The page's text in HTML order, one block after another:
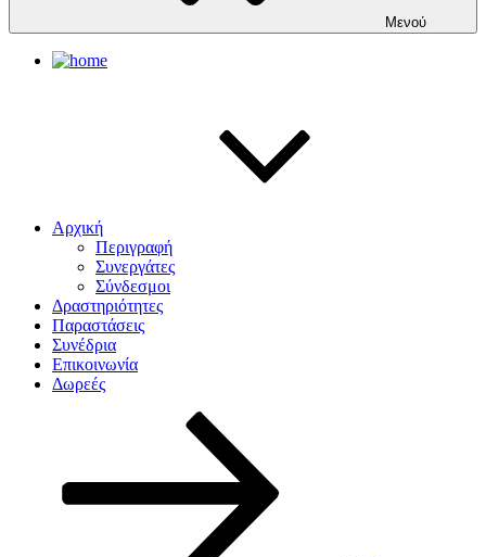
Μενού
Αρχική
Περιγραφή
Συνεργάτες
Σύνδεσμοι
Δραστηριότητες
Παραστάσεις
Συνέδρια
Επικοινωνία
Δωρεές